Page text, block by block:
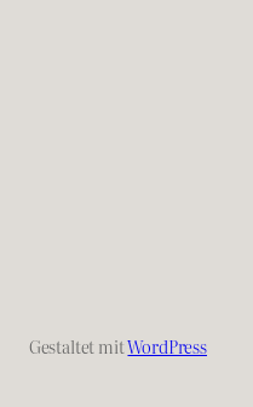
Gestaltet mitWordPress